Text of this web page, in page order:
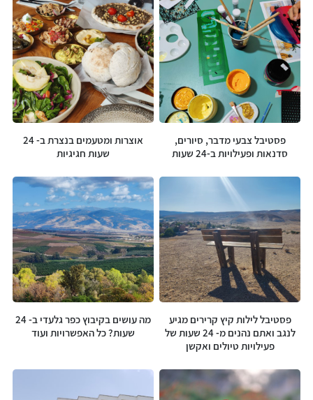
פסטיבל צבעי מדבר, סיורים,
סדנאות ופעילויות ב-24 שעות
אוצרות ומטעמים בנצרת ב- 24
שעות חגיגיות
פסטיבל לילות קיץ קרירים מגיע
לנגב ואתם נהנים מ- 24 שעות של
פעילויות טיולים ואקשן
מה עושים בקיבוץ כפר גלעדי ב- 24
שעות? כל האפשרויות ועוד